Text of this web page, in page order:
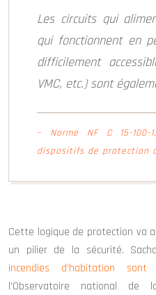
Les circuits qui
qui fonctionnent en
difficilement
VMC, etc.) sont
– Norme NF C 15-100-
dispositifs de protection
Cette logique de protection va
un pilier de la sécurité.
incendies d’habitation
l’Observatoire national de